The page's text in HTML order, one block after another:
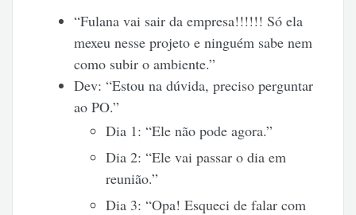
“Fulana vai sair da empresa!!!!!! Só ela
mexeu nesse projeto e ninguém sabe nem
como subir o ambiente.”
Dev: “Estou na dúvida, preciso perguntar
ao PO.”
Dia 1: “Ele não pode agora.”
Dia 2: “Ele vai passar o dia em
reunião.”
Dia 3: “Opa! Esqueci de falar com